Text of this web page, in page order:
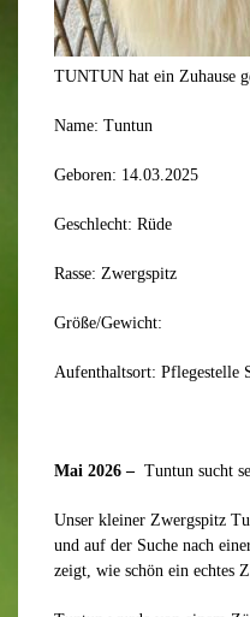
TUNTUN hat ein Zuhause
Name: Tuntun
Geboren: 14.03.2025
Geschlecht: Rüde
Rasse: Zwergspitz
Größe/Gewicht:
Aufenthaltsort: Pflegestelle
Mai 2026 – Tuntun sucht
Unser kleiner Zwergspitz
und auf der Suche nach
zeigt, wie schön ein echtes